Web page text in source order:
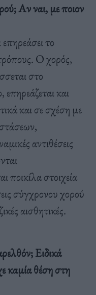
Αν ναι, με ποιον
το
Ο χορός,
στο
επηρεάζεται και
και σε σχέση με
αντιθέσεις
ποικίλα στοιχεία
σύγχρονου χορού
αισθητικές.
Ειδικά
καμία θέση στη